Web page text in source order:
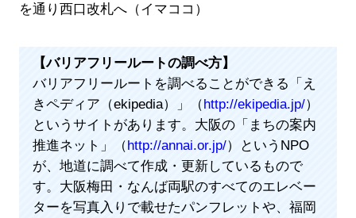
を通り西口改札へ（イマココ）
【バリアフリールートの調べ方】
バリアフリールートを調べることができる「え
きペディア（ekipedia）」（http://ekipedia.jp/）
というサイトがあります。大阪の「まちの案内
推進ネット」（http://annai.or.jp/）というNPO
が、地道に調べて作成・更新しているもので
す。大阪梅田・なんば両駅のすべてのエレベー
ターを写真入りで載せたパンフレットや、福岡